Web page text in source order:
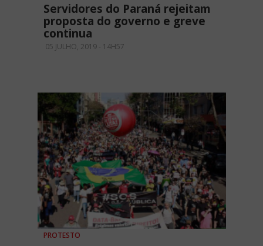
Servidores do Paraná rejeitam
proposta do governo e greve
continua
05 JULHO, 2019 - 14H57
PROTESTO